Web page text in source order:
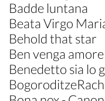
Badde luntana
Beata Virgo
Behold that star
Ben venga amore
Benedetto sia lo